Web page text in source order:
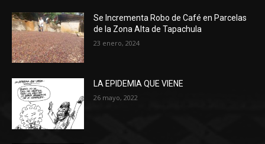
Se Incrementa Robo de Café en Parcelas
de la Zona Alta de Tapachula
23 enero, 2024
LA EPIDEMIA QUE VIENE
26 mayo, 2022